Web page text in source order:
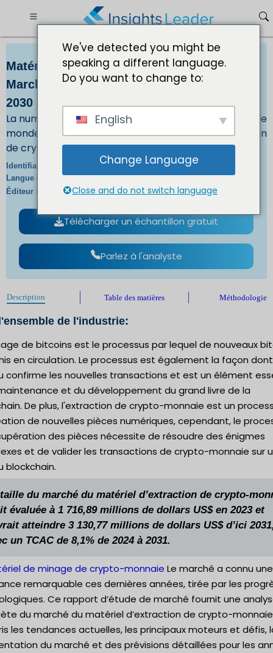
Matériel de minage de crypto-monnaie
Marché Taille 3 130,77 millions USD dici
2030
La numérisation croissante des tendances à travers le
monde stimule la demande de matériel d'extraction
de crypto-monnaie.
Identifiant du rapport : IL_508 |
Langue du rapport :En/Jp/Fr/De |
Éditeur : Format :
Télécharger un échantillon gratuit
Parlez à l'analyste
Description Table des matières Méthodologie
de l'industrie:
de bitcoins est le processus par lequel de nouveaux
en circulation. Le processus est également la façon
confirme les nouvelles transactions et est un élément
et du développement du grand livre de la
De plus, l'extraction de crypto-monnaie est un
de nouvelles pièces numériques, cependant, le
des pièces nécessite de résoudre des énigmes
et de valider les transactions de crypto-monnaie sur
blockchain.
du marché du matériel d’extraction de crypto-
évaluée à 1 716,89 millions de dollars US$ en 2023 et
atteindre 3 130,77 millions de dollars US$ d’ici
un TCAC de 8,1% de 2024 à 2031.
de minage de crypto-monnaie Le marché a connu une
remarquable ces dernières années, tirée par les
Ce rapport d’étude de marché fournit une
du marché du matériel d’extraction de crypto-
les tendances actuelles, les principaux moteurs et défis,
du marché et des prévisions détaillées pour les
We've detected you might be
speaking a different language.
Do you want to change to:
English
Change Language
Close and do not switch language